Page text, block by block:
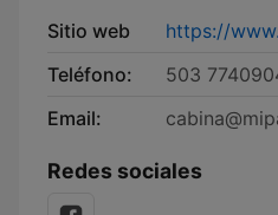
Sitio web
https://
Teléfono:
503
Email:
Redes sociales